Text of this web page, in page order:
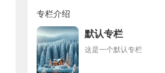
专栏介绍
默认专栏
这是一个默认专栏